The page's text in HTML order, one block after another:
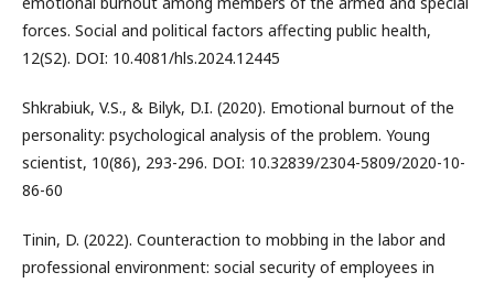
forces. Social and political factors affecting public health,
12(S2). DOI: 10.4081/hls.2024.12445
Shkrabiuk, V.S., & Bilyk, D.I. (2020). Emotional burnout of the
personality: psychological analysis of the problem. Young
scientist, 10(86), 293-296. DOI: 10.32839/2304-5809/2020-10-
86-60
Tinin, D. (2022). Counteraction to mobbing in the labor and
professional environment: social security of employees in